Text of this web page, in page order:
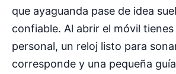
que ayaguanda pase de idea
confiable. Al abrir el móvil
personal, un reloj listo para
corresponde y una pequeña